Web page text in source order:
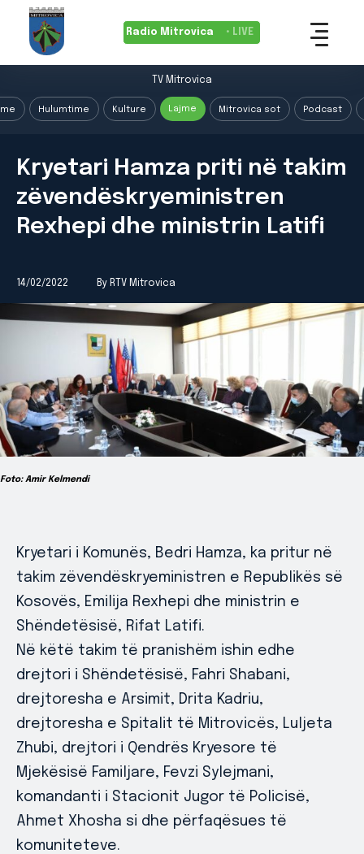
Radio Mitrovica • LIVE
TV Mitrovica
Hulumtime Kulture Lajme Mitrovica sot Podcast
Kryetari Hamza priti në takim
zëvendëskryeministren
Rexhepi dhe ministrin Latifi
14/02/2022 By RTV Mitrovica
Foto: Amir Kelmendi
Kryetari i Komunës, Bedri Hamza, ka pritur në
takim zëvendëskryeministren e Republikës së
Kosovës, Emilija Rexhepi dhe ministrin e
Shëndetësisë, Rifat Latifi.
Në këtë takim të pranishëm ishin edhe
drejtori i Shëndetësisë, Fahri Shabani,
drejtoresha e Arsimit, Drita Kadriu,
drejtoresha e Spitalit të Mitrovicës, Luljeta
Zhubi, drejtori i Qendrës Kryesore të
Mjekësisë Familjare, Fevzi Sylejmani,
komandanti i Stacionit Jugor të Policisë,
Ahmet Xhosha si dhe përfaqësues të
komuniteteve.